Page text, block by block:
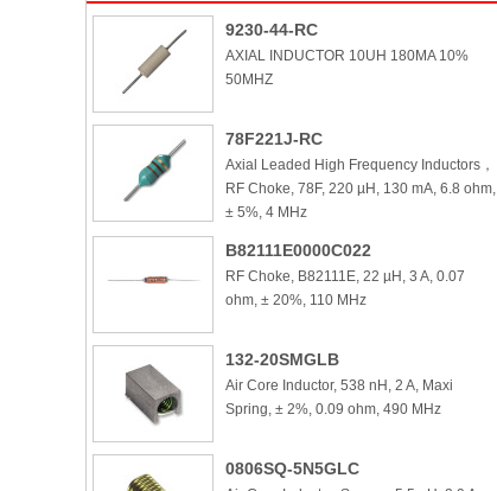
9230-44-RC
AXIAL INDUCTOR 10UH 180MA 10%
50MHZ
78F221J-RC
Axial Leaded High Frequency Inductors，
RF Choke, 78F, 220 µH, 130 mA, 6.8 ohm,
± 5%, 4 MHz
B82111E0000C022
RF Choke, B82111E, 22 µH, 3 A, 0.07
ohm, ± 20%, 110 MHz
132-20SMGLB
Air Core Inductor, 538 nH, 2 A, Maxi
Spring, ± 2%, 0.09 ohm, 490 MHz
0806SQ-5N5GLC